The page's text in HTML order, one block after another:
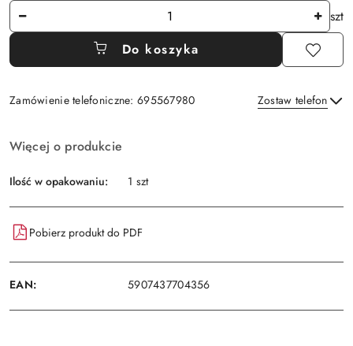
Ilość
szt
Do koszyka
Zamówienie telefoniczne: 695567980 Zostaw telefon
i
dostawa
Więcej o produkcie
Ilość w opakowaniu: 1 szt
Pobierz produkt do PDF
EAN: 5907437704356